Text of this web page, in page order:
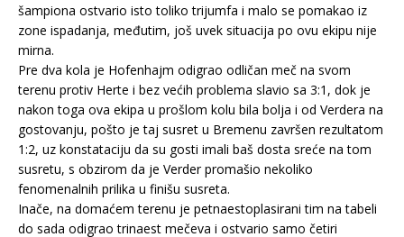
šampiona ostvario isto toliko trijumfa i malo se pomakao iz
zone ispadanja, međutim, još uvek situacija po ovu ekipu nije
mirna.
Pre dva kola je Hofenhajm odigrao odličan meč na svom
terenu protiv Herte i bez većih problema slavio sa 3:1, dok je
nakon toga ova ekipa u prošlom kolu bila bolja i od Verdera na
gostovanju, pošto je taj susret u Bremenu završen rezultatom
1:2, uz konstataciju da su gosti imali baš dosta sreće na tom
susretu, s obzirom da je Verder promašio nekoliko
fenomenalnih prilika u finišu susreta.
Inače, na domaćem terenu je petnaestoplasirani tim na tabeli
do sada odigrao trinaest mečeva i ostvario samo četiri